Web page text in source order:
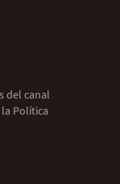
del canal
Política